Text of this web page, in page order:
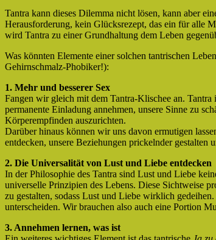
Tantra kann dieses Dilemma nicht lösen, kann aber
Herausforderung, kein Glücksrezept, das ein für alle
wird Tantra zu einer Grundhaltung dem Leben
Was könnten Elemente einer solchen tantrischen
Gehirnschmalz-Phobiker!):
1. Mehr und besserer Sex
Fangen wir gleich mit dem Tantra-Klischee an.
permanente Einladung annehmen, unsere Sinne zu
Körperempfinden auszurichten.
Darüber hinaus können wir uns davon ermutigen
entdecken, unsere Beziehungen prickelnder gestalten
2. Die Universalität von Lust und Liebe entdecken
In der Philosophie des Tantra sind Lust und Liebe
universelle Prinzipien des Lebens. Diese Sichtweise
zu gestalten, sodass Lust und Liebe wirklich
unterscheiden. Wir brauchen also auch eine Portion
3. Annehmen lernen, was ist